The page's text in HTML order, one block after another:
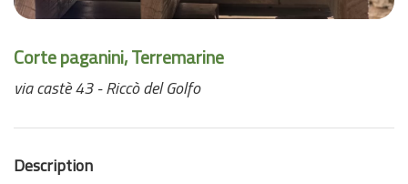
Corte paganini, Terremarine
via castè 43 - Riccò del Golfo
Description